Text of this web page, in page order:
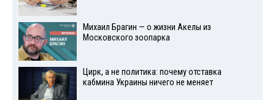
Михаил Брагин — о жизни Акелы из
Московского зоопарка
Цирк, а не политика: почему отставка
кабмина Украины ничего не меняет